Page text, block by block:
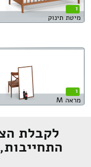
1
מיטת תינוק
1
מראה M
לקבלת